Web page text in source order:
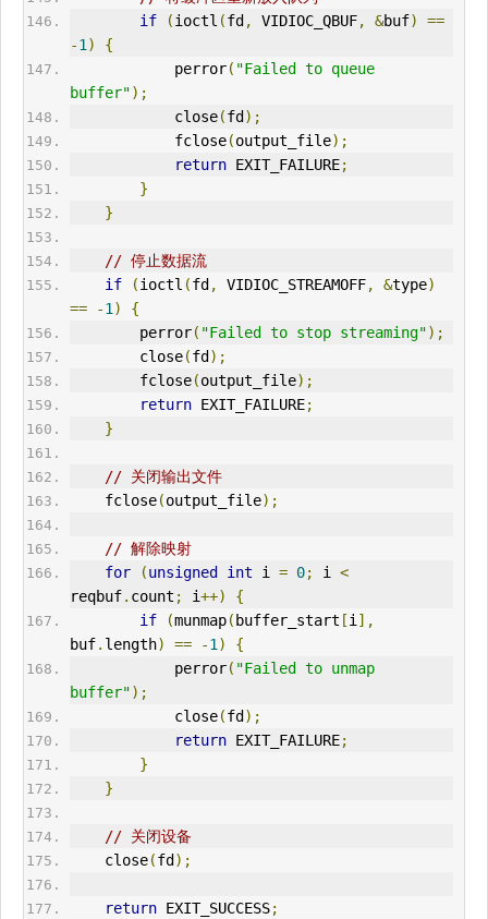
if
(ioctl (fd , VIDIOC_QBUF, &buf)
==
-1 )
{
            perror
( "Failed to queue
buffer");
            close
(fd );
            fclose
(output_file);
return EXIT_FAILURE;
}
}
// 停止数据流
if
(ioctl (fd , VIDIOC_STREAMOFF, &type)
==
-1 )
{
        perror
( "Failed to stop streaming");
        close
(fd );
        fclose
(output_file);
return EXIT_FAILURE;
}
// 关闭输出文件
    fclose
(output_file);
// 解除映射
for
(unsigned int i = 0; i <
reqbuf. count ; i++)
{
if
(munmap( buffer_start [i ],
buf. length) == -1 )
{
            perror
( "Failed to unmap
buffer");
            close
(fd );
return EXIT_FAILURE;
}
}
// 关闭设备
    close
(fd );
return EXIT_SUCCESS;